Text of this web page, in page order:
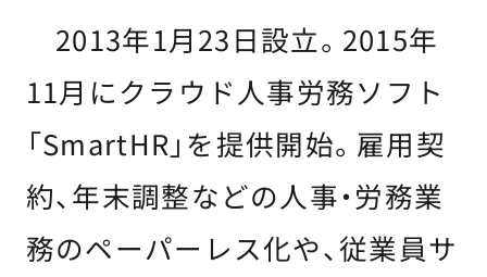
2013年1月23日設立。2015年
11月にクラウド人事労務ソフト
「SmartHR」を提供開始。雇用契
約、年末調整などの人事・労務業
務のペーパーレス化や、従業員サ